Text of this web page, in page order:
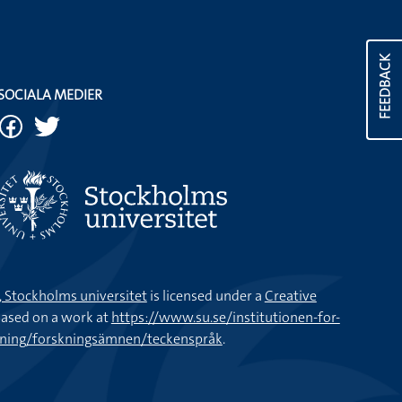
FEEDBACK
MEDIER
universitetis licensed under aCreative
on a work athttps://www.su.se/institutionen-for-
forskningsämnen/teckenspråk.